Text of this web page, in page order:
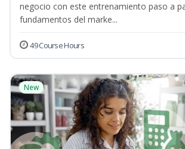
negocio con este entrenamiento paso a
fundamentos del marke...
49 Course Hours
New